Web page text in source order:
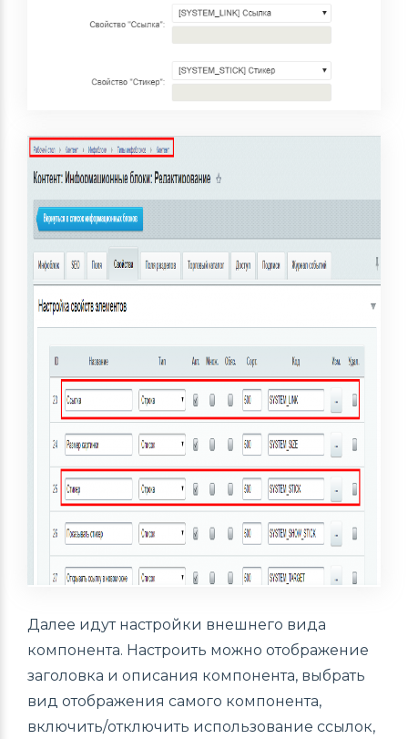
Далее идут настройки внешнего вида
компонента. Настроить можно отображение
заголовка и описания компонента, выбрать
вид отображения самого компонента,
включить/отключить использование ссылок,